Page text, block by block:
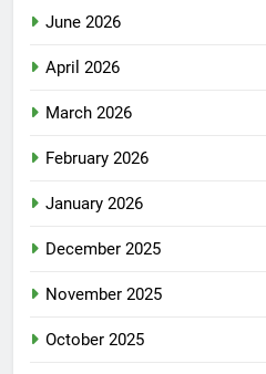
June 2026
April 2026
March 2026
February 2026
January 2026
December 2025
November 2025
October 2025